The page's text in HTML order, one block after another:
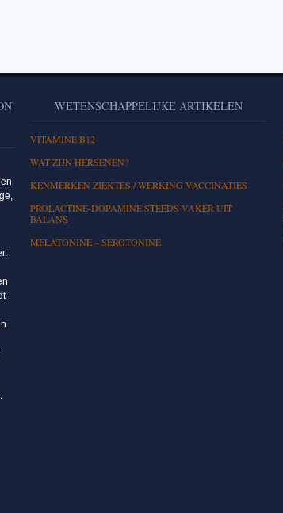
WETENSCHAPPELIJKE ARTIKELEN
VITAMINE B12
WAT ZIJN HERSENEN?
KENMERKEN ZIEKTES / WERKING VACCINATIES
PROLACTINE-DOPAMINE STEEDS VAKER UIT
BALANS
MELATONINE – SEROTONINE